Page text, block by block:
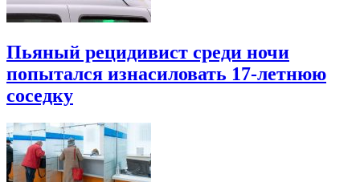
Пьяный рецидивист среди ночи
попытался изнасиловать 17-летнюю
соседку